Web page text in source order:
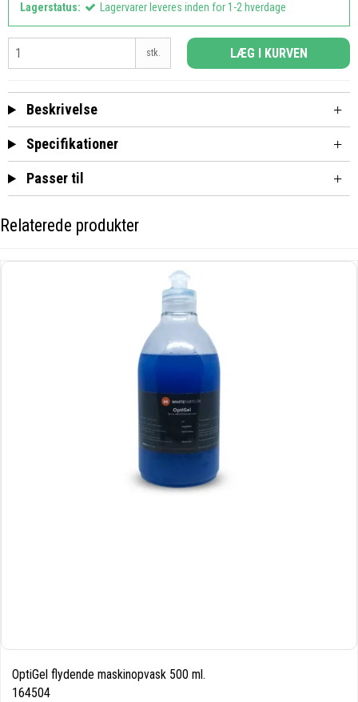
Lagerstatus: Lagervarer leveres inden for 1-2 hverdage
stk. LÆG I KURVEN
Beskrivelse
Specifikationer
Passer til
Relaterede produkter
OptiGel flydende maskinopvask 500 ml.
164504